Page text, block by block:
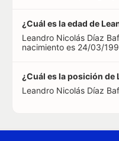
¿Cuál es la edad de
Leandro Nicolás Díaz
nacimiento es 24/03/
¿Cuál es la posición de
Leandro Nicolás Díaz